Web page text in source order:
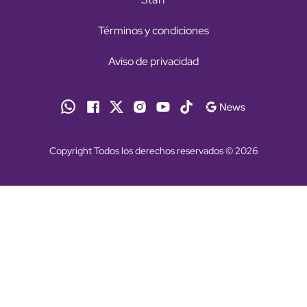
Términos y condiciones
Aviso de privacidad
Copyright Todos los derechos reservados © 2026